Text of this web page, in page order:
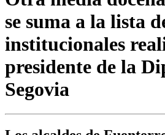
se suma a la lista
institucionales
presidente de la
Segovia